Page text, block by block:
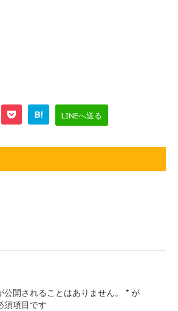
B! LINEへ送る
開されることはありません。 * が
須項目です